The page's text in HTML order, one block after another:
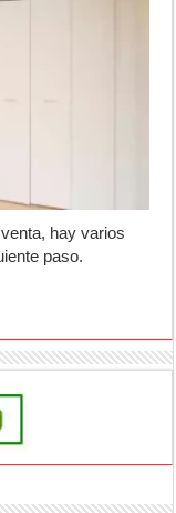
para consultar
durará
de balear a un
de golpe en la
hay varios
paso.